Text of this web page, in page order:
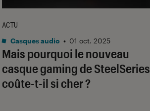
Mais pourquoi le nouveau
casque gaming de SteelSeries
coûte-t-il si cher ?
ACTU
Casques audio • 01 oct. 2025